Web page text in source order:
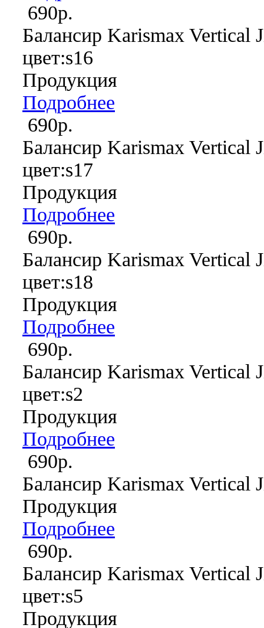
690р.
Балансир Karismax Vertical
цвет:s16
Продукция
Подробнее
690р.
Балансир Karismax Vertical
цвет:s17
Продукция
Подробнее
690р.
Балансир Karismax Vertical
цвет:s18
Продукция
Подробнее
690р.
Балансир Karismax Vertical
цвет:s2
Продукция
Подробнее
690р.
Балансир Karismax Vertical
Продукция
Подробнее
690р.
Балансир Karismax Vertical
цвет:s5
Продукция